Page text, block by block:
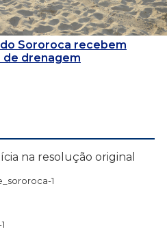
Sororoca recebem
drenagem
na resolução original
1